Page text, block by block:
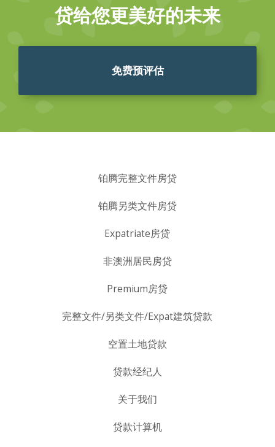
贷给您更美好的未来
免费预评估
铂腾完整文件房贷
铂腾另类文件房贷
Expatriate房贷
非澳洲居民房贷
Premium房贷
完整文件/另类文件/Expat建筑贷款
空置土地贷款
贷款经纪人
关于我们
贷款计算机